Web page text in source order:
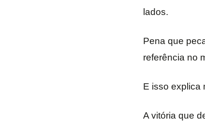
lados.
Pena que
referência no
E isso explica
A vitória que